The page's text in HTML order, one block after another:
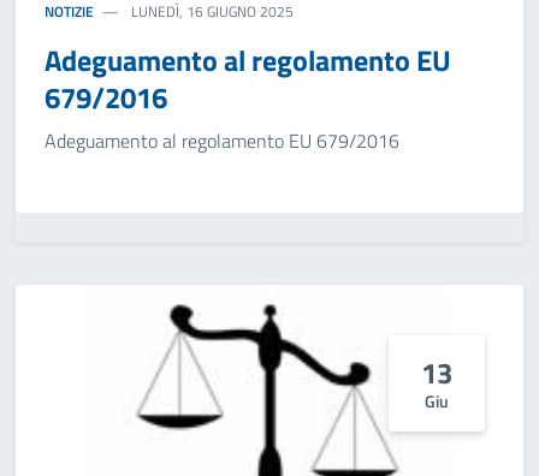
NOTIZIE LUNEDÌ, 16 GIUGNO 2025
Adeguamento al regolamento EU
679/2016
Adeguamento al regolamento EU 679/2016
13
Giu